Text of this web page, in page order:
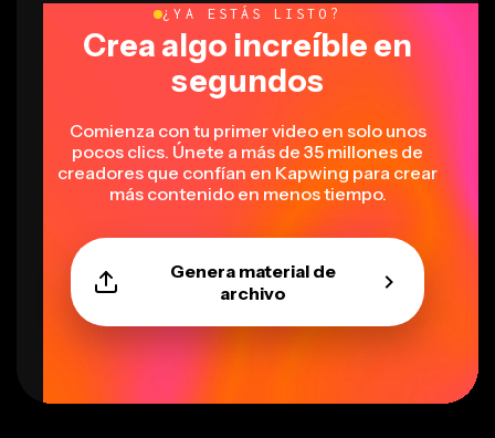
¿YA ESTÁS LISTO?
Crea algo increíble en
segundos
Comienza con tu primer video en solo unos
pocos clics. Únete a más de 35 millones de
creadores que confían en Kapwing para crear
más contenido en menos tiempo.
Genera material de
archivo